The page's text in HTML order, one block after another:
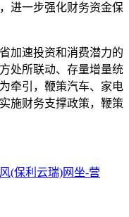
进一步强化财务资金保
速投资和消费潜力的
处所联动、存量增量统
牵引，鞭策汽车、家电
施财务支撑政策，鞭策
(保利云瑞)网坐-营